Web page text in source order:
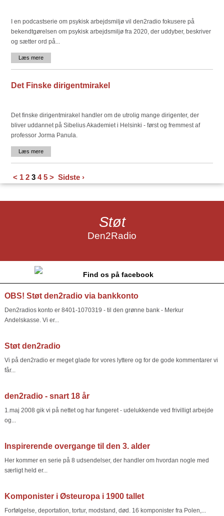
I en podcastserie om psykisk arbejdsmiljø vil den2radio fokusere på
bekendtgørelsen om psykisk arbejdsmiljø fra 2020, der uddyber, beskriver
og sætter ord på...
Læs mere
Det Finske dirigentmirakel
Det finske dirigentmirakel handler om de utrolig mange dirigenter, der
bliver uddannet på Sibelius Akademiet i Helsinki - først og fremmest af
professor Jorma Panula.
Læs mere
< 1 2 3 4 5 > Sidste ›
Støt
Den2Radio
Find os på facebook
OBS! Støt den2radio via bankkonto
Den2radios konto er 8401-1070319 - til den grønne bank - Merkur
Andelskasse. Vi er...
Støt den2radio
Vi på den2radio er meget glade for vores lyttere og for de gode kommentarer vi
får...
den2radio - snart 18 år
1.maj 2008 gik vi på nettet og har fungeret - udelukkende ved frivilligt arbejde
og...
Inspirerende overgange til den 3. alder
Her kommer en serie på 8 udsendelser, der handler om hvordan nogle med
særligt held er...
Komponister i Østeuropa i 1900 tallet
Forfølgelse, deportation, tortur, modstand, død. 16 komponister fra Polen,...